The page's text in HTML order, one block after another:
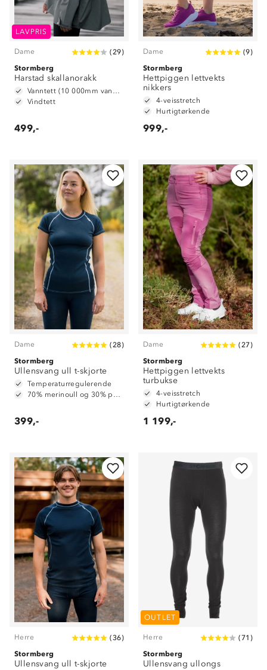
LAVPRIS
Dame (29)
Stormberg
Harstad skallanorakk
Vanntett (10 000mm vannsøyle)
Vindtett
499,-
Dame (9)
Stormberg
Hettpiggen lettvekts
nikkers
4-veisstretch
Hurtigtørkende
999,-
Dame (28)
Stormberg
Ullensvang ull t-skjorte
Temperaturregulerende
70% merinoull og 30% polyester
399,-
Dame (27)
Stormberg
Hettpiggen lettvekts
turbukse
4-veisstretch
Hurtigtørkende
1 199,-
Herre (36)
Stormberg
Ullensvang ull t-skjorte
OUTLET
Herre (71 )
Stormberg
Ullensvang ullongs